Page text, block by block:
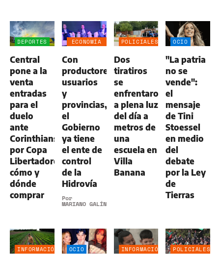
DEPORTES
Central
pone a la
venta
entradas
para el
duelo
ante
Corinthians
por Copa
Libertadores:
cómo y
dónde
comprar
ECONOMÍA
Con
productores,
usuarios
y
provincias,
el
Gobierno
ya tiene
el ente de
control
de la
Hidrovía
Por
MARIANO GALÍNDEZ
POLICIALES
Dos
tiratiros
se
enfrentaron
a plena luz
del día a
metros de
una
escuela en
Villa
Banana
OCIO
"La patria
no se
vende":
el
mensaje
de Tini
Stoessel
en medio
del
debate
por la Ley
de
Tierras
INFORMACIÓN
OCIO
INFORMACIÓN
POLICIALES